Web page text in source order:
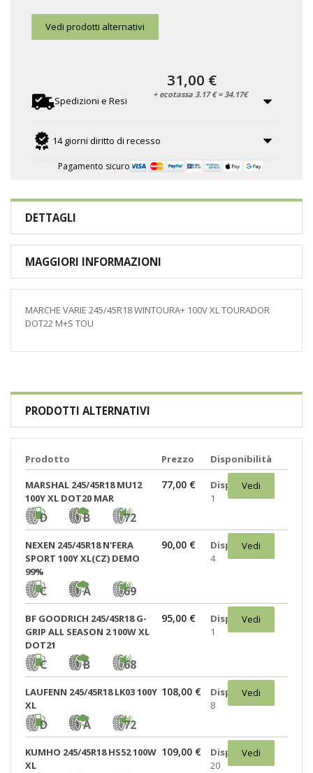
Vedi prodotti alternativi
Spedizioni e Resi
14 giorni diritto di recesso
Pagamento sicuro
31,00 €
+ ecotassa 3.17 € = 34.17€
DETTAGLI
MAGGIORI INFORMAZIONI
MARCHE VARIE 245/45R18 WINTOURA+ 100V XL TOURADOR
DOT22 M+S TOU
PRODOTTI ALTERNATIVI
Prodotto Prezzo Disponibilità
MARSHAL 245/45R18 MU12
100Y XL DOT20 MAR
D B 72
77,00 €
Disponibili:
1
Vedi
NEXEN 245/45R18 N'FERA
SPORT 100Y XL(CZ) DEMO
99%
C A 69
90,00 €
Disponibili:
4
Vedi
BF GOODRICH 245/45R18 G-
GRIP ALL SEASON 2 100W XL
DOT21
C B 68
95,00 €
Disponibili:
1
Vedi
LAUFENN 245/45R18 LK03 100Y
XL
D A 72
108,00 €
Disponibili:
8
Vedi
KUMHO 245/45R18 HS52 100W
XL
109,00 €
Disponibili:
20
Vedi